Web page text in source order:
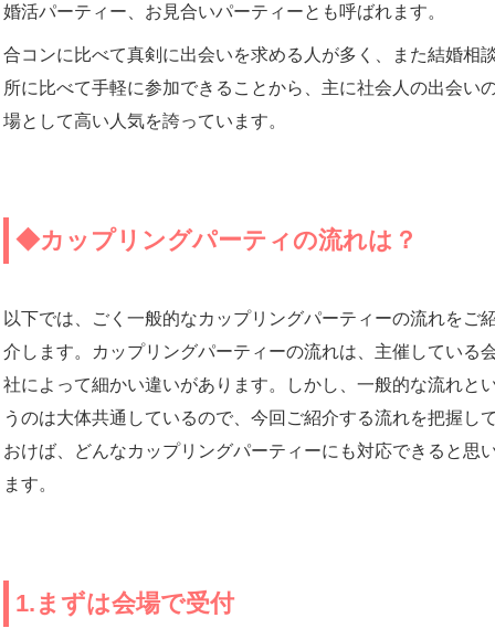
婚活パーティー、お見合いパーティーとも呼ばれます。
合コンに比べて真剣に出会いを求める人が多く、また結婚相
所に比べて手軽に参加できることから、主に社会人の出会い
場として高い人気を誇っています。
◆カップリングパーティの流れは？
以下では、ごく一般的なカップリングパーティーの流れをご
介します。カップリングパーティーの流れは、主催している
社によって細かい違いがあります。しかし、一般的な流れと
うのは大体共通しているので、今回ご紹介する流れを把握し
おけば、どんなカップリングパーティーにも対応できると思
ます。
1.まずは会場で受付